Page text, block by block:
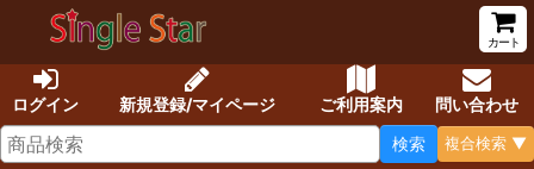
カート
ログイン 新規登録/マイページ ご利用案内
問い合わせ
検索
複合検索 ▼